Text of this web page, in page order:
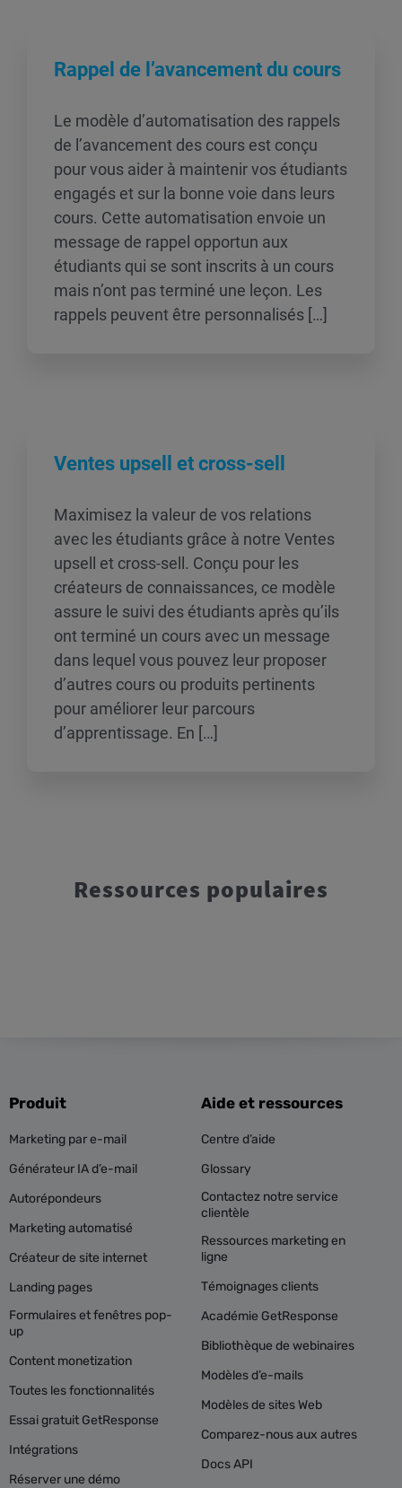
Rappel de l’avancement du cours
Le modèle d’automatisation des rappels
de l’avancement des cours est conçu
pour vous aider à maintenir vos étudiants
engagés et sur la bonne voie dans leurs
cours. Cette automatisation envoie un
message de rappel opportun aux
étudiants qui se sont inscrits à un cours
mais n’ont pas terminé une leçon. Les
rappels peuvent être personnalisés […]
Ventes upsell et cross-sell
Maximisez la valeur de vos relations
avec les étudiants grâce à notre Ventes
upsell et cross-sell. Conçu pour les
créateurs de connaissances, ce modèle
assure le suivi des étudiants après qu’ils
ont terminé un cours avec un message
dans lequel vous pouvez leur proposer
d’autres cours ou produits pertinents
pour améliorer leur parcours
d’apprentissage. En […]
Ressources populaires
Produit
Marketing par e-mail
Générateur IA d’e-mail
Autorépondeurs
Marketing automatisé
Créateur de site internet
Landing pages
Formulaires et fenêtres pop-
up
Content monetization
Toutes les fonctionnalités
Essai gratuit GetResponse
Intégrations
Réserver une démo
Aide et ressources
Centre d’aide
Glossary
Contactez notre service
clientèle
Ressources marketing en
ligne
Témoignages clients
Académie GetResponse
Bibliothèque de webinaires
Modèles d’e-mails
Modèles de sites Web
Comparez-nous aux autres
Docs API